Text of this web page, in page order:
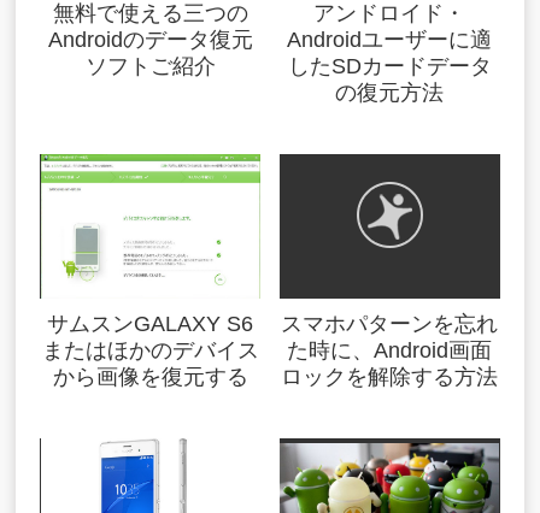
無料で使える三つの
Androidのデータ復元
ソフトご紹介
アンドロイド・
Androidユーザーに適
したSDカードデータ
の復元方法
サムスンGALAXY S6
またはほかのデバイス
から画像を復元する
スマホパターンを忘れ
た時に、Android画面
ロックを解除する方法